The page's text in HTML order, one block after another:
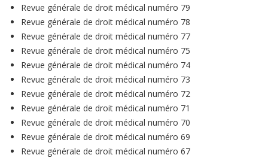
Revue générale de droit médical numéro 79
Revue générale de droit médical numéro 78
Revue générale de droit médical numéro 77
Revue générale de droit médical numéro 75
Revue générale de droit médical numéro 74
Revue générale de droit médical numéro 73
Revue générale de droit médical numéro 72
Revue générale de droit médical numéro 71
Revue générale de droit médical numéro 70
Revue générale de droit médical numéro 69
Revue générale de droit médical numéro 67